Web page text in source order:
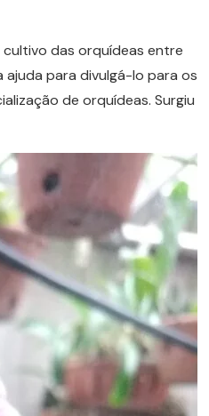
das orquídeas entre
para divulgá-lo para os
de orquídeas. Surgiu